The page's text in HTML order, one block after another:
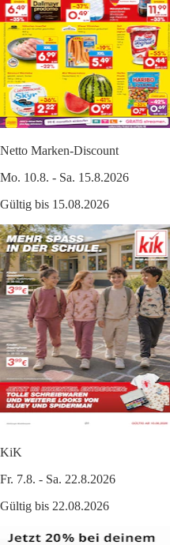
Netto Marken-Discount
Mo. 10.8. - Sa. 15.8.2026
Gültig bis 15.08.2026
KiK
Fr. 7.8. - Sa. 22.8.2026
Gültig bis 22.08.2026